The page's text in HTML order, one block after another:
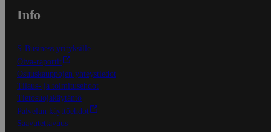
Info
S-Business yrityksille
Oiva-raportit
Osuuskauppojen yhteystiedot
Tilaus- ja toimitusehdot
Tietosuojakäytäntö
Palvelun käyttöehdot
Saavutettavuus